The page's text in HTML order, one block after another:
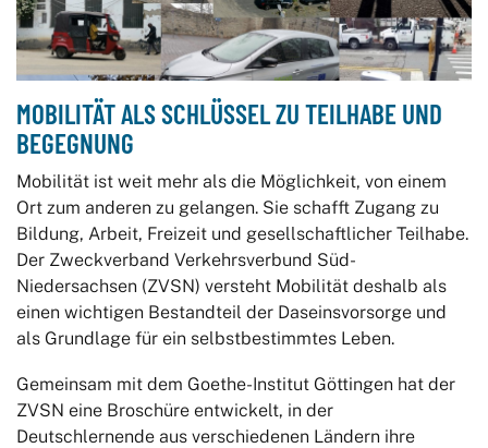
VSN-Firmen-Abo
Sichere-Fahrt-Schein
Harz: HATIX und Übergangstarif
Vorverkaufs- und Beratungsstellen
Informationen für Eltern
Teilnehmer
Tarifbestimmungen Beförderungsbedingungen
MOBILITÄT ALS SCHLÜSSEL ZU TEILHABE UND
BEGEGNUNG
Mobilität ist weit mehr als die Möglichkeit, von einem
Ort zum anderen zu gelangen. Sie schafft Zugang zu
Bildung, Arbeit, Freizeit und gesellschaftlicher Teilhabe.
Der Zweckverband Verkehrsverbund Süd-
Niedersachsen (ZVSN) versteht Mobilität deshalb als
einen wichtigen Bestandteil der Daseinsvorsorge und
als Grundlage für ein selbstbestimmtes Leben.
Gemeinsam mit dem Goethe-Institut Göttingen hat der
ZVSN eine Broschüre entwickelt, in der
Deutschlernende aus verschiedenen Ländern ihre